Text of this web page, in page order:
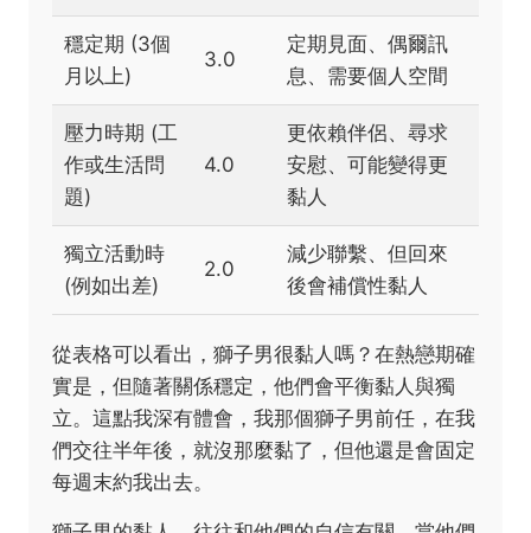
穩定期 (3個
月以上)
3.0
定期見面、偶爾訊
息、需要個人空間
壓力時期 (工
作或生活問
題)
4.0
更依賴伴侶、尋求
安慰、可能變得更
黏人
獨立活動時
(例如出差)
2.0
減少聯繫、但回來
後會補償性黏人
從表格可以看出，獅子男很黏人嗎？在熱戀期確
實是，但隨著關係穩定，他們會平衡黏人與獨
立。這點我深有體會，我那個獅子男前任，在我
們交往半年後，就沒那麼黏了，但他還是會固定
每週末約我出去。